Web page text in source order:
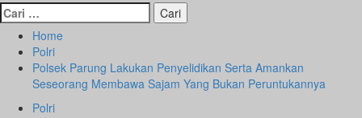
Cari
untuk:
Home
Polri
Polsek Parung Lakukan Penyelidikan Serta Amankan
Seseorang Membawa Sajam Yang Bukan Peruntukannya
Polri